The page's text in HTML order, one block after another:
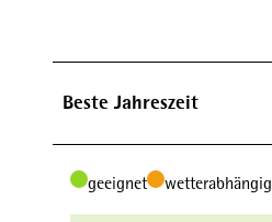
Beste Jahreszeit
geeignet wetterabhängig